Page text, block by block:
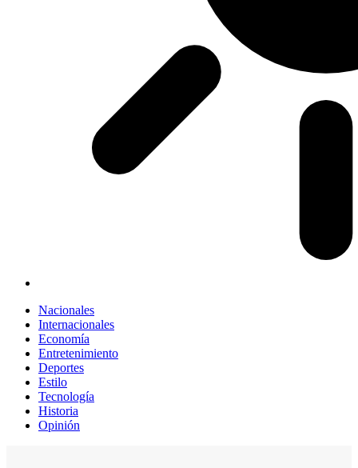
Nacionales
Internacionales
Economía
Entretenimiento
Deportes
Estilo
Tecnología
Historia
Opinión